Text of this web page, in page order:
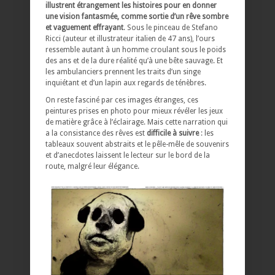
illustrent étrangement les histoires pour en donner
une vision fantasmée, comme sortie d’un rêve sombre
et vaguement effrayant. Sous le pinceau de Stefano
Ricci (auteur et illustrateur italien de 47 ans), l’ours
ressemble autant à un homme croulant sous le poids
des ans et de la dure réalité qu’à une bête sauvage. Et
les ambulanciers prennent les traits d’un singe
inquiétant et d’un lapin aux regards de ténèbres.
On reste fasciné par ces images étranges, ces
peintures prises en photo pour mieux révéler les jeux
de matière grâce à l’éclairage. Mais cette narration qui
a la consistance des rêves est difficile à suivre: les
tableaux souvent abstraits et le pêle-mêle de souvenirs
et d’anecdotes laissent le lecteur sur le bord de la
route, malgré leur élégance.